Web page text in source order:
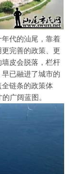
代的汕尾，靠着
完善的政策、更
皮会脱落，栏杆
已融进了城市的
链条的政策体
广阔蓝图。